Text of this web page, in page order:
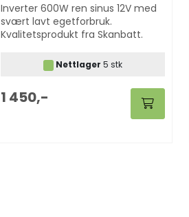
Inverter 600W ren sinus 12V med
svært lavt egetforbruk.
Kvalitetsprodukt fra Skanbatt.
Nettlager 5 stk
1 450,-